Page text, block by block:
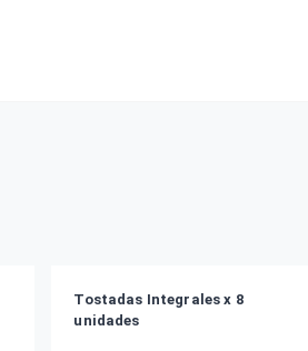
Tostadas Integrales x 8
unidades